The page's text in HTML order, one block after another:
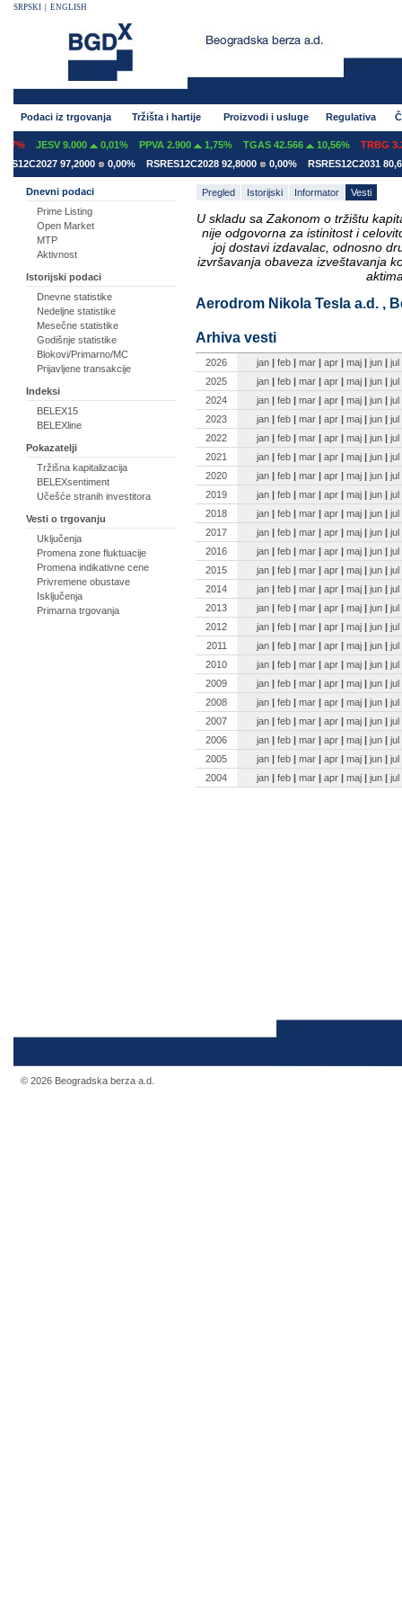
SRPSKI ENGLISH
Podaci iz trgovanja Tržišta i hartije Proizvodi i usluge Regulativa
JESV 9.000 0,01% PPVA 2.900 1,75% TGAS 42.566 10,56%
TRBG
97,2000
0,00% RSRES12C2028 92,8000 0,00% RSRES12C2031
Dnevni podaci
Prime Listing
Open Market
MTP
Aktivnost
Istorijski podaci
Dnevne statistike
Nedeljne statistike
Mesečne statistike
Godišnje statistike
Blokovi/Primarno/MC
Prijavljene transakcije
Indeksi
BELEX15
BELEXline
Pokazatelji
Tržišna kapitalizacija
BELEXsentiment
Učešće stranih investitora
Vesti o trgovanju
Uključenja
Promena zone fluktuacije
Promena indikativne cene
Privremene obustave
Isključenja
Primarna trgovanja
Pregled Istorijski Informator Vesti
U skladu sa Zakonom o tržištu
nije odgovorna za istinitost i
joj dostavi izdavalac, odnosno
izvršavanja obaveza izveštavanja
Aerodrom Nikola Tesla a.d. ,
Arhiva vesti
2026 jan | feb | mar | apr | maj | jun | jul
2025
jan | feb | mar | apr | maj | jun | jul
2024
jan | feb | mar | apr | maj | jun | jul
2023
jan | feb | mar | apr | maj | jun | jul
2022
jan | feb | mar | apr | maj | jun | jul
2021
jan | feb | mar | apr | maj | jun | jul
2020
jan | feb | mar | apr | maj | jun | jul
2019
jan | feb | mar | apr | maj | jun | jul
2018
jan | feb | mar | apr | maj | jun | jul
2017
jan | feb | mar | apr | maj | jun | jul
2016
jan | feb | mar | apr | maj | jun | jul
2015
jan | feb | mar | apr | maj | jun | jul
2014
jan | feb | mar | apr | maj | jun | jul
2013
jan | feb | mar | apr | maj | jun | jul
2012
jan | feb | mar | apr | maj | jun | jul
2011
jan | feb | mar | apr | maj | jun | jul
2010
jan | feb | mar | apr | maj | jun | jul
2009
jan | feb | mar | apr | maj | jun | jul
2008
jan | feb | mar | apr | maj | jun | jul
2007
jan | feb | mar | apr | maj | jun | jul
2006
jan | feb | mar | apr | maj | jun | jul
2005
jan | feb | mar | apr | maj | jun | jul
2004
jan | feb | mar | apr | maj | jun | jul
© 2026 Beogradska berza a.d.